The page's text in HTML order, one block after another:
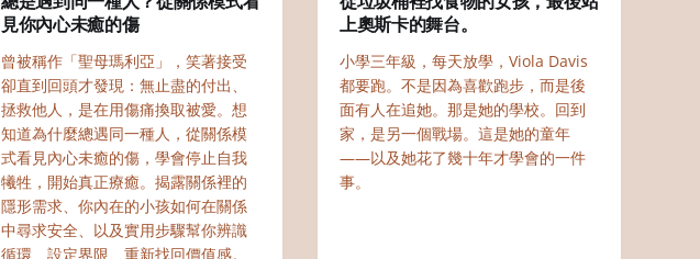
見你內心未癒的傷
曾被稱作「聖母瑪利亞」，笑著接受
卻直到回頭才發現：無止盡的付出、
拯救他人，是在用傷痛換取被愛。想
知道為什麼總遇同一種人，從關係模
式看見內心未癒的傷，學會停止自我
犧牲，開始真正療癒。揭露關係裡的
隱形需求、你內在的小孩如何在關係
中尋求安全、以及實用步驟幫你辨識
循環、設定界限、重新找回價值感。
上奧斯卡的舞台。
小學三年級，每天放學，Viola Davis
都要跑。不是因為喜歡跑步，而是後
面有人在追她。那是她的學校。回到
家，是另一個戰場。這是她的童年
——以及她花了幾十年才學會的一件
事。